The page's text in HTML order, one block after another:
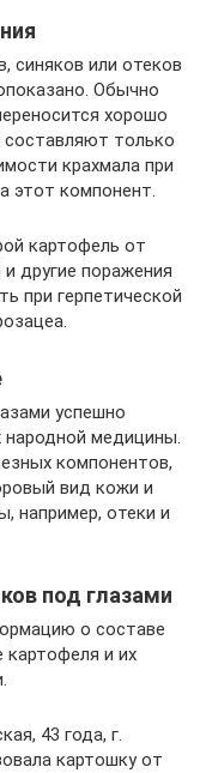
синяков или отеков
Обычно
хорошо
только
крахмала при
этот компонент.
картофель от
другие поражения
при герпетической
успешно
народной медицины.
компонентов,
вид кожи и
например, отеки и
под глазами
о составе
картофеля и их
43 года, г.
картошку от